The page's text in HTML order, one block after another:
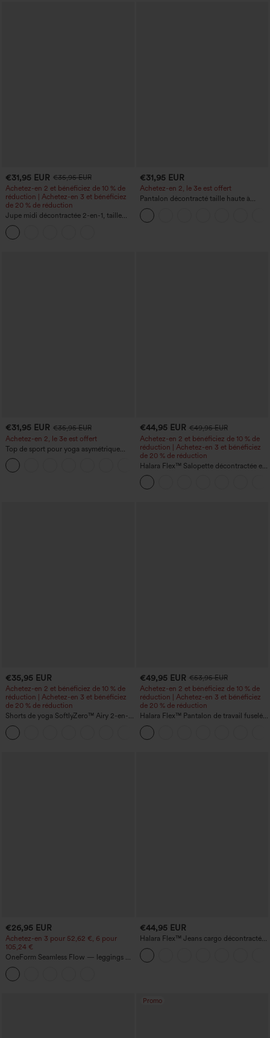
€31,95 EUR €35,95 EUR
Achetez-en 2 et bénéficiez de 10 % de
réduction | Achetez-en 3 et bénéficiez
de 20 % de réduction
Jupe midi décontractée 2-en-1, taille
haute à effet gainant, froncée avec
ourlet arrondi, en polaire et PU
€31,95 EUR
Achetez-en 2, le 3e est offert
Pantalon décontracté taille haute à
cordon, coupe large en mélange de lin,
avec poches
€31,95 EUR €35,95 EUR
Achetez-en 2, le 3e est offert
Top de sport pour yoga asymétrique
(une épaule) à manches longues avec
ouverture pour le pouce, ourlet arrondi
haut-bas, séchage rapide, soutien-gorge
+3
€44,95 EUR €49,95 EUR
Achetez-en 2 et bénéficiez de 10 % de
réduction | Achetez-en 3 et bénéficiez
de 20 % de réduction
Halara Flex™ Salopette décontractée en
denim lavé à encolure en V avec poche
€35,95 EUR
Achetez-en 2 et bénéficiez de 10 % de
réduction | Achetez-en 3 et bénéficiez
de 20 % de réduction
Shorts de yoga SoftlyZero™ Airy 2-en-1
InstantCool, super taille haute, 7" avec
poches
€49,95 EUR €53,95 EUR
Achetez-en 2 et bénéficiez de 10 % de
réduction | Achetez-en 3 et bénéficiez
de 20 % de réduction
Halara Flex™ Pantalon de travail fuselé,
uni, taille haute, avec poches
€26,95 EUR
Achetez-en 3 pour 52,62 €, 6 pour
105,24 €
OneForm Seamless Flow — leggings de
yoga sans coutures, taille mi-haute, effet
gainant pour le ventre et liftant pour les
fesses
€44,95 EUR
Halara Flex™ Jeans cargo décontractés
taille mi-haute, jambes droites, avec
poches
Promo